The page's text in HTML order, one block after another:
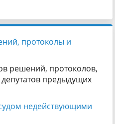
протоколы и
решений, протоколов,
предыдущих
недействующими